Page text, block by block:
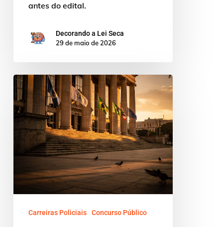
antes do edital.
Decorando a Lei Seca
29 de maio de 2026
Próximo
edital
delegado
polícia
civil:
essencial
dos
estados
Carreiras Policiais Concurso Público